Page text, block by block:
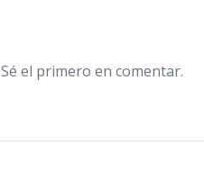
Sé el primero en comentar.